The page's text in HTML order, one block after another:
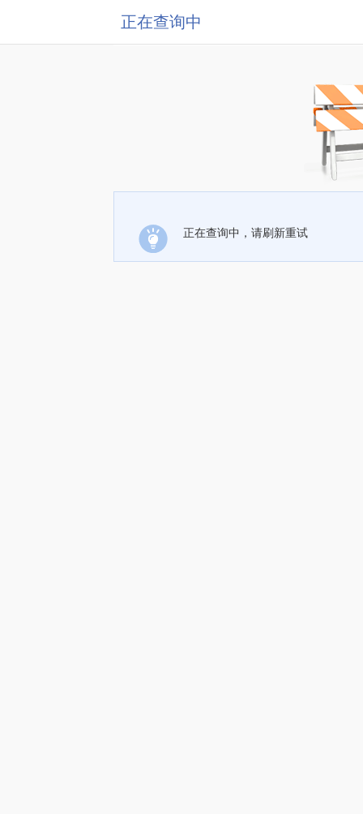
正在查询中
正在查询中，请刷新重试